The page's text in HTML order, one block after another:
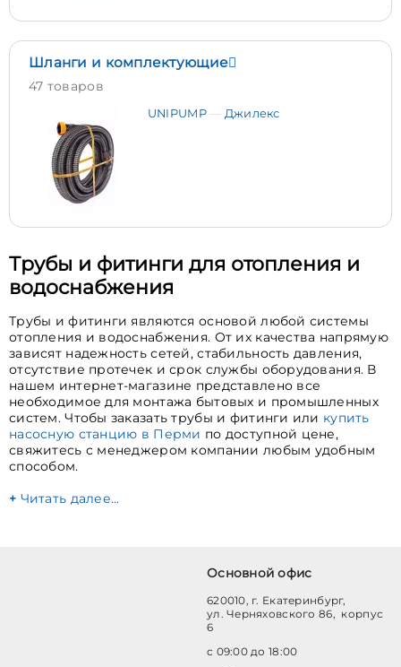
Шланги и комплектующие
47 товаров
UNIPUMP Джилекс
Трубы и фитинги для отопления и
водоснабжения
Трубы и фитинги являются основой любой системы
отопления и водоснабжения. От их качества напрямую
зависят надежность сетей, стабильность давления,
отсутствие протечек и срок службы оборудования. В
нашем интернет-магазине представлено все
необходимое для монтажа бытовых и промышленных
систем. Чтобы заказать трубы и фитинги или купить
насосную станцию в Перми по доступной цене,
свяжитесь с менеджером компании любым удобным
способом.
Читать далее…
Основной офис
620010, г. Екатеринбург,
ул. Черняховского 86, корпус
6
с 09:00 до 18:00